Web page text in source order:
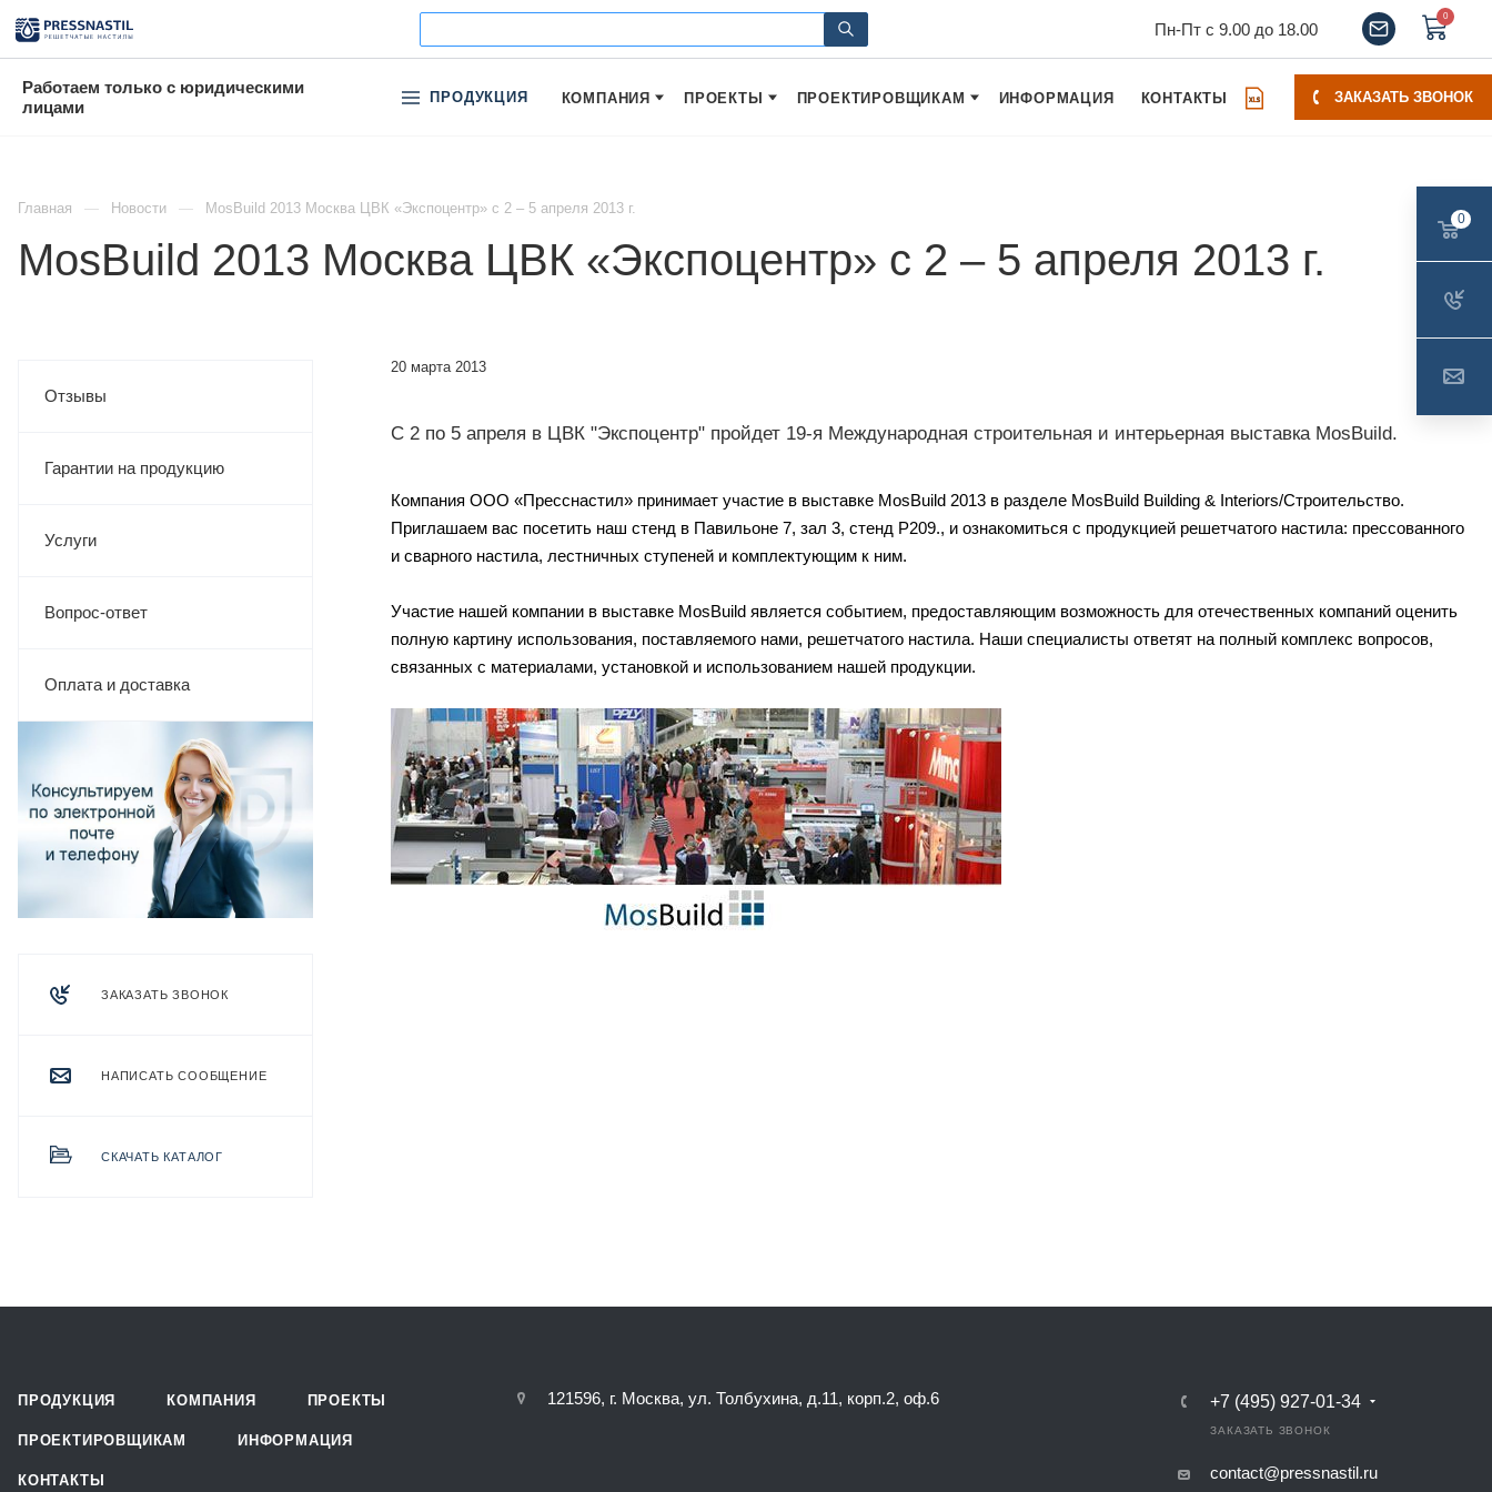
Пн-Пт с 9.00 до 18.00
0
Работаем только с юридическими
лицами
ПРОДУКЦИЯ КОМПАНИЯ ПРОЕКТЫ ПРОЕКТИРОВЩИКАМ ИНФОРМАЦИЯ КОНТАКТЫ ЗАКАЗАТЬ ЗВОНОК
Главная Новости MosBuild 2013 Москва ЦВК «Экспоцентр» с 2 – 5 апреля 2013 г.
MosBuild 2013 Москва ЦВК «Экспоцентр» с 2 – 5 апреля 2013 г.
Отзывы
Гарантии на продукцию
Услуги
Вопрос-ответ
Оплата и доставка
ЗАКАЗАТЬ ЗВОНОК
НАПИСАТЬ СООБЩЕНИЕ
СКАЧАТЬ КАТАЛОГ
20 марта 2013
С 2 по 5 апреля в ЦВК "Экспоцентр" пройдет 19-я Международная строительная и интерьерная выставка MosBuild.
Компания ООО «Пресснастил» принимает участие в выставке MosBuild 2013 в разделе MosBuild Building & Interiors/Строительство.
Приглашаем вас посетить наш стенд в Павильоне 7, зал 3, стенд Р209., и ознакомиться с продукцией решетчатого настила: прессованного
и сварного настила, лестничных ступеней и комплектующим к ним.
Участие нашей компании в выставке MosBuild является событием, предоставляющим возможность для отечественных компаний оценить
полную картину использования, поставляемого нами, решетчатого настила. Наши специалисты ответят на полный комплекс вопросов,
связанных с материалами, установкой и использованием нашей продукции.
ПРОДУКЦИЯ КОМПАНИЯ ПРОЕКТЫ
ПРОЕКТИРОВЩИКАМ ИНФОРМАЦИЯ
КОНТАКТЫ
121596, г. Москва, ул. Толбухина, д.11, корп.2, оф.6 +7 (495) 927-01-34
ЗАКАЗАТЬ ЗВОНОК
contact@pressnastil.ru
0